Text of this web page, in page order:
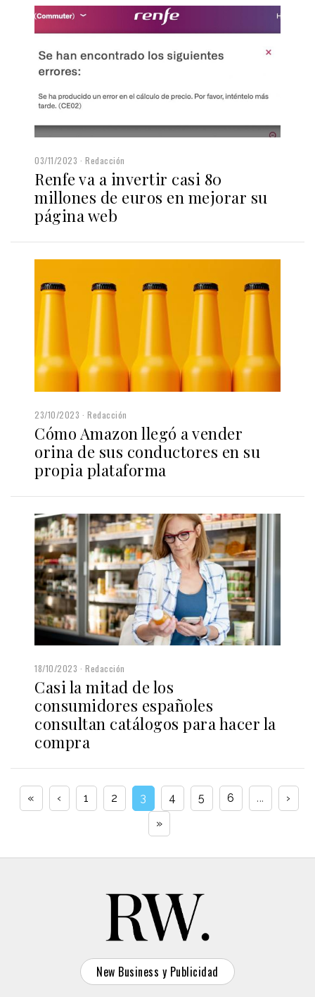
03/11/2023 Redacción
Renfe va a invertir casi 80
millones de euros en mejorar su
página web
23/10/2023 Redacción
Cómo Amazon llegó a vender
orina de sus conductores en su
propia plataforma
18/10/2023 Redacción
Casi la mitad de los
consumidores españoles
consultan catálogos para hacer la
compra
« ‹ 1 2 3 4 5 6 ...
›
»
New Business y Publicidad